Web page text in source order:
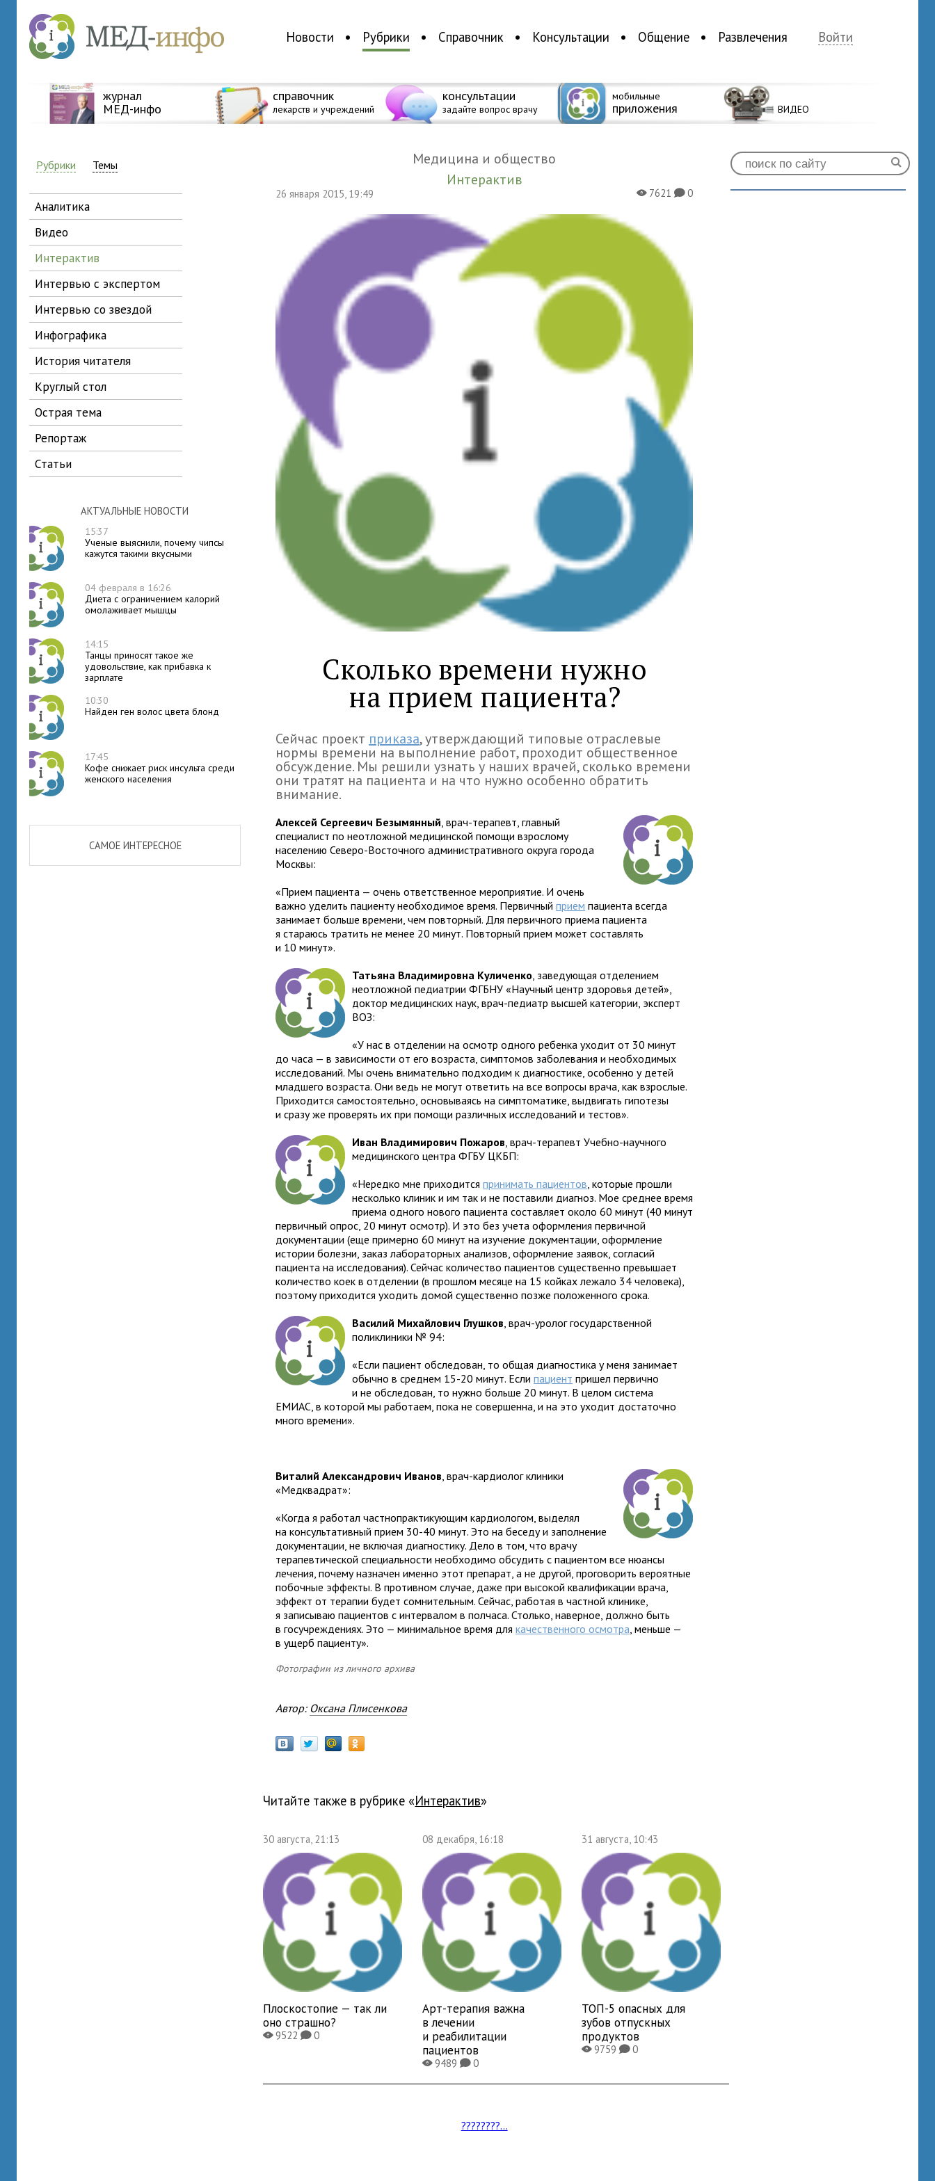
Новости Рубрики Справочник Консультации Общение Развлечения Войти
журнал
МЕД-инфо
справочник
лекарств и учреждений
консультации
задайте вопрос врачу
мобильные
приложения ВИДЕО
Рубрики Темы
аналитика
видео
интерактив
интервью с экспертом
интервью со звездой
инфографика
история читателя
круглый стол
острая тема
репортаж
статьи
АКТУАЛЬНЫЕ НОВОСТИ
15:37
Ученые выяснили, почему чипсы
кажутся такими вкусными
04 февраля в 16:26
Диета с ограничением калорий
омолаживает мышцы
14:15
Танцы приносят такое же
удовольствие, как прибавка к
зарплате
10:30
Найден ген волос цвета блонд
17:45
Кофе снижает риск инсульта среди
женского населения
САМОЕ ИНТЕРЕСНОЕ
Медицина и общество
Интерактив
26 января 2015, 19:49 X7621K0
Сколько времени нужно
на прием пациента?
Сейчас проект приказа, утверждающий типовые отраслевые
нормы времени на выполнение работ, проходит общественное
обсуждение. Мы решили узнать у наших врачей, сколько времени
они тратят на пациента и на что нужно особенно обратить
внимание.
Алексей Сергеевич Безымянный, врач-терапевт, главный
специалист по неотложной медицинской помощи взрослому
населению Северо-Восточного административного округа города
Москвы:
«Прием пациента — очень ответственное мероприятие. И очень
важно уделить пациенту необходимое время. Первичныйприем пациента всегда
занимает больше времени, чем повторный. Для первичного приема пациента
я стараюсь тратить не менее 20 минут. Повторный прием может составлять
и 10 минут».
Татьяна Владимировна Куличенко, заведующая отделением
неотложной педиатрии ФГБНУ «Научный центр здоровья детей»,
доктор медицинских наук, врач-педиатр высшей категории, эксперт
ВОЗ:
«У нас в отделении на осмотр одного ребенка уходит от 30 минут
до часа — в зависимости от его возраста, симптомов заболевания и необходимых
исследований. Мы очень внимательно подходим к диагностике, особенно у детей
младшего возраста. Они ведь не могут ответить на все вопросы врача, как взрослые.
Приходится самостоятельно, основываясь на симптоматике, выдвигать гипотезы
и сразу же проверять их при помощи различных исследований и тестов».
Иван Владимирович Пожаров, врач-тера­певт Учебно-науч­ного
меди­цин­ского цен­тра ФГБУ ЦКБП:
«Нередко мне приходитсяпринимать пациентов, которые прошли
несколько клиник и им так и не поставили диагноз. Мое среднее время
приема одного нового пациента составляет около 60 минут (40 минут
первичный опрос, 20 минут осмотр). И это без учета оформления первичной
документации (еще примерно 60 минут на изучение документации, оформление
истории болезни, заказ лабораторных анализов, оформление заявок, согласий
пациента на исследования). Сейчас количество пациентов существенно превышает
количество коек в отделении (в прошлом месяце на 15 койках лежало 34 человека),
поэтому приходится уходить домой существенно позже положенного срока.
Василий Михайлович Глушков, врач-уролог государственной
поликлиники № 94:
«Если пациент обследован, то общая диагностика у меня занимает
обычно в среднем 15-20 минут. Еслипациент пришел первично
и не обследован, то нужно больше 20 минут. В целом система
ЕМИАС, в которой мы работаем, пока не совершенна, и на это уходит достаточно
много времени».
Виталий Александрович Иванов, врач-кардиолог клиники
«Медквадрат»:
«Когда я работал частнопрактикующим кардиологом, выделял
на консультативный прием 30-40 минут. Это на беседу и заполнение
документации, не включая диагностику. Дело в том, что врачу
терапевтической специальности необходимо обсудить с пациентом все нюансы
лечения, почему назначен именно этот препарат, а не другой, проговорить вероятные
побочные эффекты. В противном случае, даже при высокой квалификации врача,
эффект от терапии будет сомнительным. Сейчас, работая в частной клинике,
я записываю пациентов с интервалом в полчаса. Столько, наверное, должно быть
в госучреждениях. Это — минимальное время длякачественного осмотра, меньше —
в ущерб пациенту».
Фотографии из личного архива
Автор: Оксана Плисенкова
Читайте также в рубрике « Интерактив»
30 августа, 21:13
Плоскостопие — так ли
оно страшно?
X9522K0
08 декабря, 16:18
Арт-терапия важна
в лечении
и реабилитации
пациентов
X9489K0
31 августа, 10:43
ТОП-5 опасных для
зубов отпускных
продуктов
X9759K0
????????...